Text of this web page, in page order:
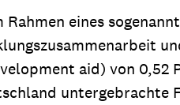
eines
aid) von